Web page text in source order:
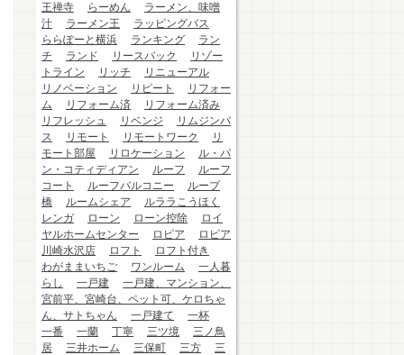
王禅寺
らーめん
ラーメン、味噌
汁
ラーメン王
ラッピングバス
ららぽーと横浜
ランキング
ラン
チ
ランド リースバック
リゾー
トライン
リッチ
リニューアル
リノベーション
リピート
リフォー
ム
リフォーム済
リフォーム済み
リフレッシュ
リベンジ
リムジンバ
ス
リモート リモートワーク
リ
モート部屋
リロケーション
ル・パ
ン・コティディアン
ルーフ
ルーフ
コート
ルーフバルコニー
ループ
橋
ルームシェア
ルララこうほく
レンガ
ローン ローン控除
ロイ
ヤルホームセンター
ロピア
ロピア
川崎水沢店
ロフト
ロフト付き
わがままいちご
ワンルーム
一人暮
らし
一戸建
一戸建、マンション、
宮前平、宮崎台、ペット可、ケロちゃ
ん、サトちゃん
一戸建て
一杯
一番
一蘭 丁寧 三ツ境
三ノ鳥
居
三井ホーム 三保町 三方
三